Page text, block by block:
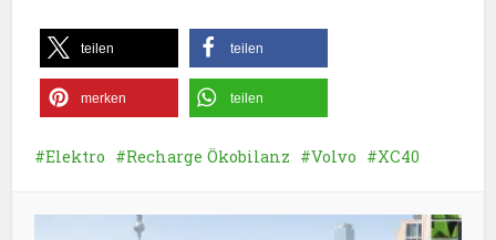
teilen teilen
merken teilen
Elektro Recharge Ökobilanz Volvo XC40